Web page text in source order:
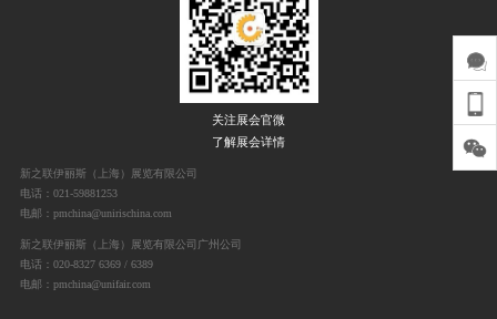
关注展会官微
了解展会详情
新之联伊丽斯（上海）展览有限公司
电话：021-59881253
电邮：pmchina@unirischina.com
新之联伊丽斯（上海）展览有限公司广州公司
电话：020-8327 6369 / 6389
电邮：pmchina@unifair.com